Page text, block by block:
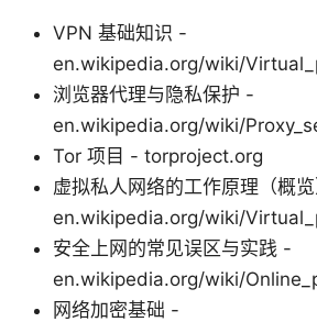
VPN 基础知识 -
en.wikipedia.org/wiki/
浏览器代理与隐私保护 -
en.wikipedia.org/wiki/
Tor 项目 - torproject.org
虚拟私人网络的工作原理（概
en.wikipedia.org/wiki/
安全上网的常见误区与实践 -
en.wikipedia.org/wiki/
网络加密基础 -